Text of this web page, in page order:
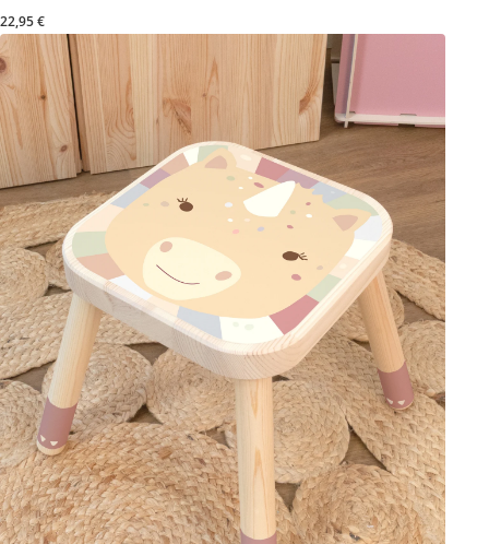
22,95 €